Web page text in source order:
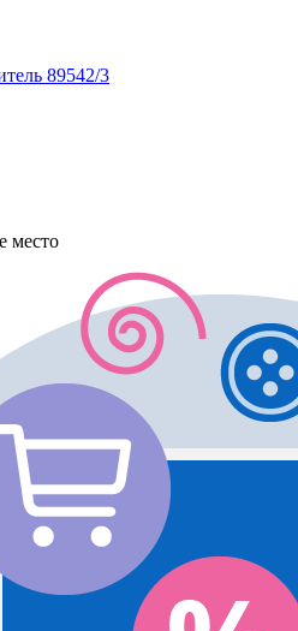
89542/3
место